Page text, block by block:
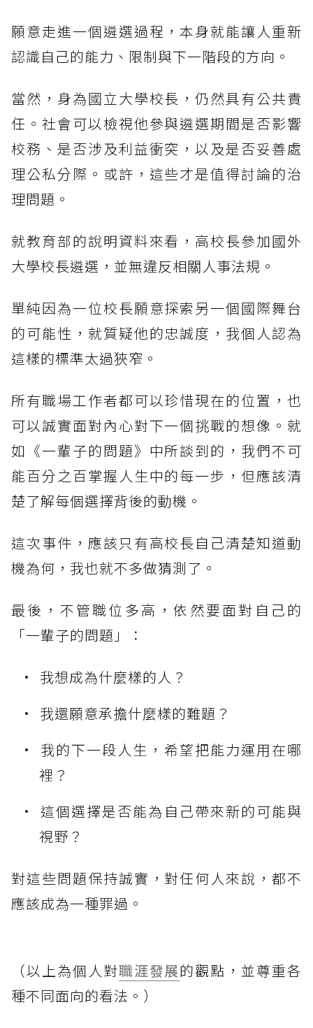
願意走進一個遴選過程，本身就能讓人重新
認識自己的能力、限制與下一階段的方向。
當然，身為國立大學校長，仍然具有公共責
任。社會可以檢視他參與遴選期間是否影響
校務、是否涉及利益衝突，以及是否妥善處
理公私分際。或許，這些才是值得討論的治
理問題。
就教育部的說明資料來看，高校長參加國外
大學校長遴選，並無違反相關人事法規。
單純因為一位校長願意探索另一個國際舞台
的可能性，就質疑他的忠誠度，我個人認為
這樣的標準太過狹窄。
所有職場工作者都可以珍惜現在的位置，也
可以誠實面對內心對下一個挑戰的想像。就
如《一輩子的問題》中所談到的，我們不可
能百分之百掌握人生中的每一步，但應該清
楚了解每個選擇背後的動機。
這次事件，應該只有高校長自己清楚知道動
機為何，我也就不多做猜測了。
最後，不管職位多高，依然要面對自己的
「一輩子的問題」：
我想成為什麼樣的人？
我還願意承擔什麼樣的難題？
我的下一段人生，希望把能力運用在哪
裡？
這個選擇是否能為自己帶來新的可能與
視野？
對這些問題保持誠實，對任何人來說，都不
應該成為一種罪過。
（以上為個人對職涯發展的觀點，並尊重各
種不同面向的看法。）